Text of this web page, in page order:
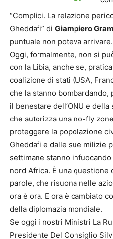
“Complici. La relazione
Gheddafi” di Giampiero
puntuale non poteva arrivare.
Oggi, formalmente, non si
con la Libia, anche se,
coalizione di stati (USA,
che la stanno bombardando,
il benestare dell’ONU e
che autorizza una no-fly
proteggere la popolazione
Gheddafi e dalle sue milizie
settimane stanno
nord Africa. È una
parole, che risuona nelle
ora è ora. E ora è cambiato
della diplomazia mondiale.
Se oggi i nostri Ministri La
Presidente Del Consiglio